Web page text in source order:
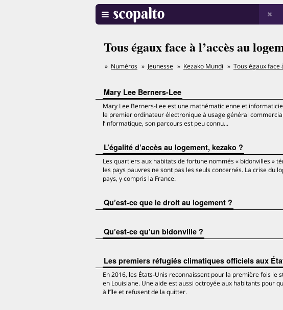
Tous égaux face à l’accès au
Numéros Jeunesse Kezako Mundi Tous égaux face
Mary Lee Berners-Lee
Mary Lee Berners-Lee est une mathématicienne et
le premier ordinateur électronique à usage général
l’informatique, son parcours est peu connu...
L’égalité d’accès au logement, kezako ?
Les quartiers aux habitats de fortune nommés « bidonvilles »
les pays pauvres ne sont pas les seuls concernés. La crise du
pays, y compris la France.
Qu’est-ce que le droit au logement ?
Qu’est-ce qu’un bidonville ?
Les premiers réfugiés climatiques officiels aux
En 2016, les États-Unis reconnaissent pour la première fois le
en Louisiane. Une aide est aussi octroyée aux habitants pour
à l’île et refusent de la quitter.